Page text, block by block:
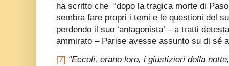
ha scritto che “dopo la tragica morte di
sembra fare propri i temi e le questioni del
perdendo il suo ‘antagonista’ – a tratti
ammirato – Parise avesse assunto su di sé
[7] “Eccoli, erano loro, i giustizieri della